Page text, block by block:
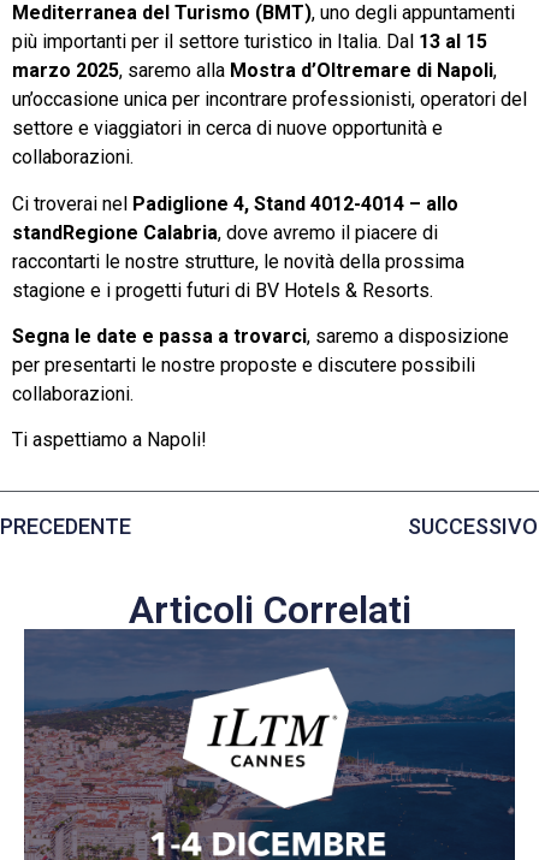
Mediterranea del Turismo (BMT), uno degli appuntamenti
più importanti per il settore turistico in Italia. Dal 13 al 15
marzo 2025, saremo alla Mostra d’Oltremare di Napoli,
un’occasione unica per incontrare professionisti, operatori del
settore e viaggiatori in cerca di nuove opportunità e
collaborazioni.
Ci troverai nel Padiglione 4, Stand 4012-4014 – allo
standRegione Calabria, dove avremo il piacere di
raccontarti le nostre strutture, le novità della prossima
stagione e i progetti futuri di BV Hotels & Resorts.
Segna le date e passa a trovarci, saremo a disposizione
per presentarti le nostre proposte e discutere possibili
collaborazioni.
Ti aspettiamo a Napoli!
PRECEDENTE SUCCESSIVO
Articoli Correlati